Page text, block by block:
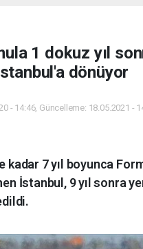
1 dokuz yıl
dönüyor
- 14:46, Güncelleme: 18.05.2021 -
kadar 7 yıl boyunca
İstanbul, 9 yıl sonra